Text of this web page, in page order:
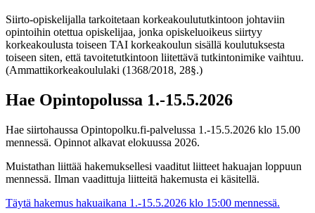
Siirto-opiskelijalla tarkoitetaan korkeakoulututkintoon johtaviin
opintoihin otettua opiskelijaa, jonka opiskeluoikeus siirtyy
korkeakoulusta toiseen TAI korkeakoulun sisällä koulutuksesta
toiseen siten, että tavoitetutkintoon liitettävä tutkintonimike vaihtuu.
(Ammattikorkeakoululaki (1368/2018, 28§.)
Hae Opintopolussa 1.-15.5.2026
Hae siirtohaussa Opintopolku.fi-palvelussa 1.-15.5.2026 klo 15.00
mennessä. Opinnot alkavat elokuussa 2026.
Muistathan liittää hakemuksellesi vaaditut liitteet hakuajan loppuun
mennessä. Ilman vaadittuja liitteitä hakemusta ei käsitellä.
Täytä hakemus hakuaikana 1.-15.5.2026 klo 15:00 mennessä.